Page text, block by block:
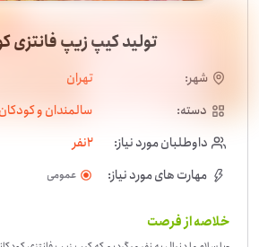
تولید کیپ زیپ فانتزی
شهر:
تهران
دسته:
سالمندان و کودکان
داوطلبان مورد نیاز:
2نفر
مهارت های مورد نیاز:
عمومی
خلاصه از فرصت